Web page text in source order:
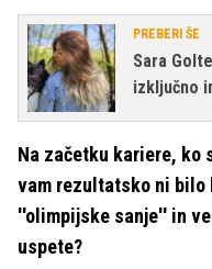
PREBERI ŠE
Sara
izključno
Na začetku kariere, ko
vam rezultatsko ni bilo
''olimpijske sanje'' in
uspete?